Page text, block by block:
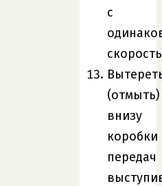
с
(отмыть)
внизу
коробки
передач